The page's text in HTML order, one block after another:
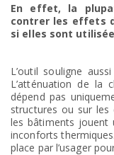
En effet, la
contrer les effets
si elles sont
L’outil souligne
L’atténuation de la
dépend pas
structures ou sur les
les bâtiments jouent
inconforts
place par l’usager